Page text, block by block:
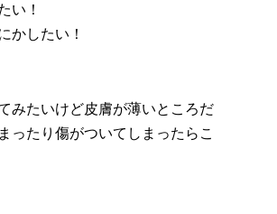
い！
かしたい！
みたいけど皮膚が薄いところだ
ったり傷がついてしまったらこ